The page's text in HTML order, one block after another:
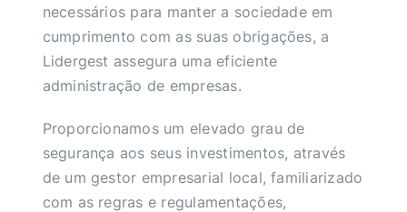
necessários para manter a sociedade em
cumprimento com as suas obrigações, a
Lidergest assegura uma eficiente
administração de empresas.
Proporcionamos um elevado grau de
segurança aos seus investimentos, através
de um gestor empresarial local, familiarizado
com as regras e regulamentações,